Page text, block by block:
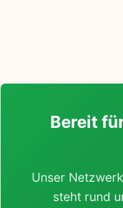
Bereit
Unser
steht rund